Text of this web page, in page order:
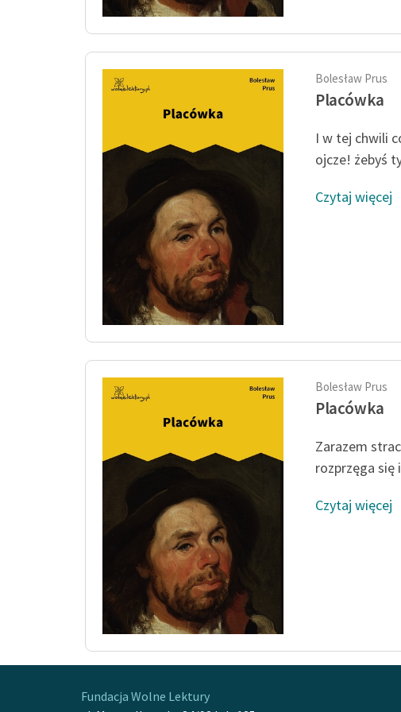
Bolesław Prus
Placówka
I w tej chwili
ojcze! żebyś
Czytaj więcej
Bolesław Prus
Placówka
Zarazem
rozprzęga się
Czytaj więcej
Fundacja Wolne Lektury